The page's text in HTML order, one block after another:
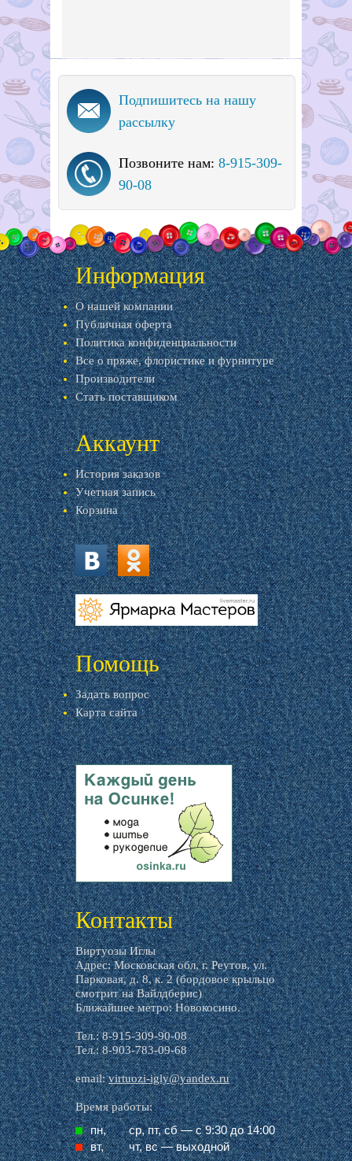
Подпишитесь на нашу
рассылку
Позвоните нам: 8-915-309-
90-08
Информация
О нашей компании
Публичная оферта
Политика конфиденциальности
Все о пряже, флористике и фурнитуре
Производители
Стать поставщиком
Аккаунт
История заказов
Учетная запись
Корзина
vk.com ok.ru
livemaster.ru
Помощь
Задать вопрос
Карта сайта
livemaster.ru
Контакты
Виртуозы Иглы
Адрес: Московская обл, г. Реутов, ул.
Парковая, д. 8, к. 2 (бордовое крыльцо
смотрит на Вайлдберис)
Ближайшее метро: Новокосино.
Тел.: 8-915-309-90-08
Тел.: 8-903-783-09-68
email:virtuozi-igly@yandex.ru
Время работы:
пн,
ср, пт, cб — с 9:30 до 14:00
вт,
чт, вс — выходной